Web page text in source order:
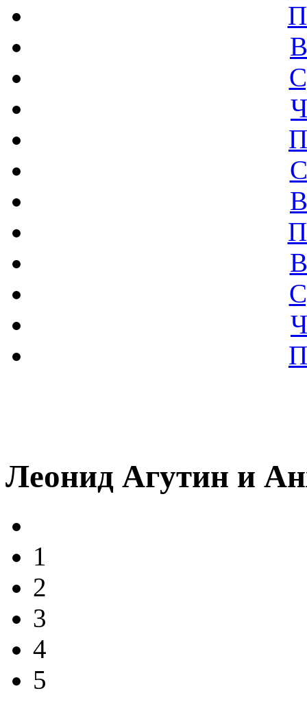
Леонид Агутин и
1
2
3
4
5